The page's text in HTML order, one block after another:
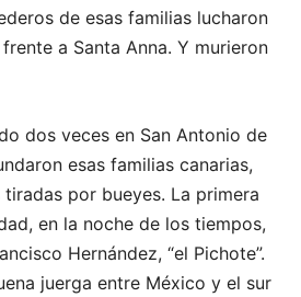
de esas familias lucharon
a Santa Anna. Y murieron
dos veces en San Antonio de
esas familias canarias,
por bueyes. La primera
en la noche de los tiempos,
Hernández, “el Pichote”.
juerga entre México y el sur